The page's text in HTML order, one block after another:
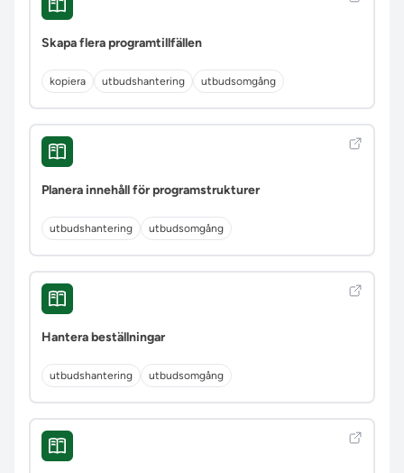
Skapa flera programtillfällen
kopiera utbudshantering utbudsomgång
Planera innehåll för programstrukturer
utbudshantering utbudsomgång
Hantera beställningar
utbudshantering utbudsomgång